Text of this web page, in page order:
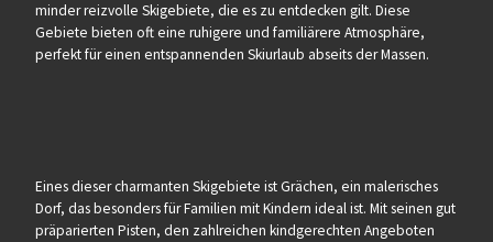
minder reizvolle Skigebiete, die es zu entdecken gilt. Diese
Gebiete bieten oft eine ruhigere und familiärere Atmosphäre,
perfekt für einen entspannenden Skiurlaub abseits der Massen.
Eines dieser charmanten Skigebiete ist Grächen, ein malerisches
Dorf, das besonders für Familien mit Kindern ideal ist. Mit seinen gut
präparierten Pisten, den zahlreichen kindgerechten Angeboten